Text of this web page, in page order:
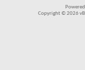
Copyright © 2026